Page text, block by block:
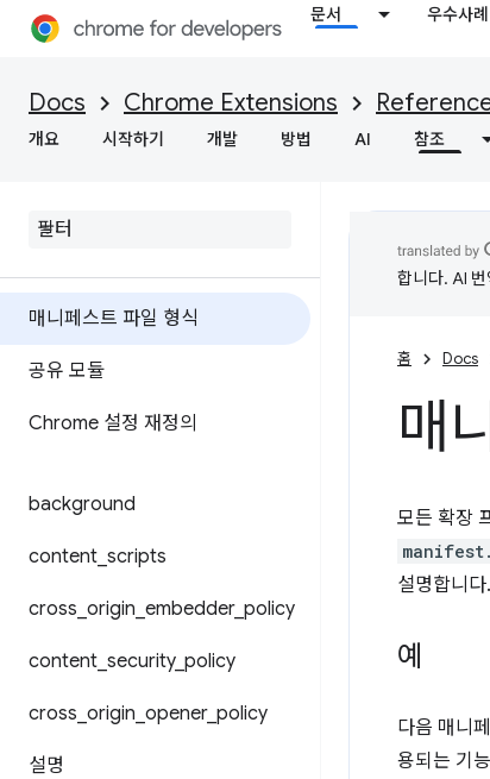
문서 우수사례
Docs Chrome Extensions
개요 시작하기 개발 방법 AI 참조
매니페스트 파일 형식
공유 모듈
Chrome 설정 재정의
background
content scripts
cross origin embedder_ policy
content security_ policy
cross origin opener_ policy
설명
합니다. AI
홈 Docs
매
모든 확장
설명합니다.
예
다음 매니
용되는 기